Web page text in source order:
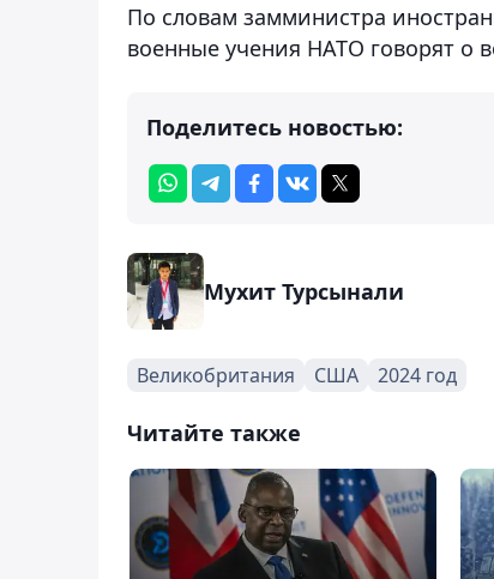
По словам замминистра
военные учения НАТО говорят о
Поделитесь новостью:
Мухит Турсынали
Великобритания США 2024 год
Читайте также